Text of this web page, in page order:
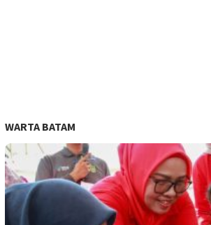
WARTA BATAM